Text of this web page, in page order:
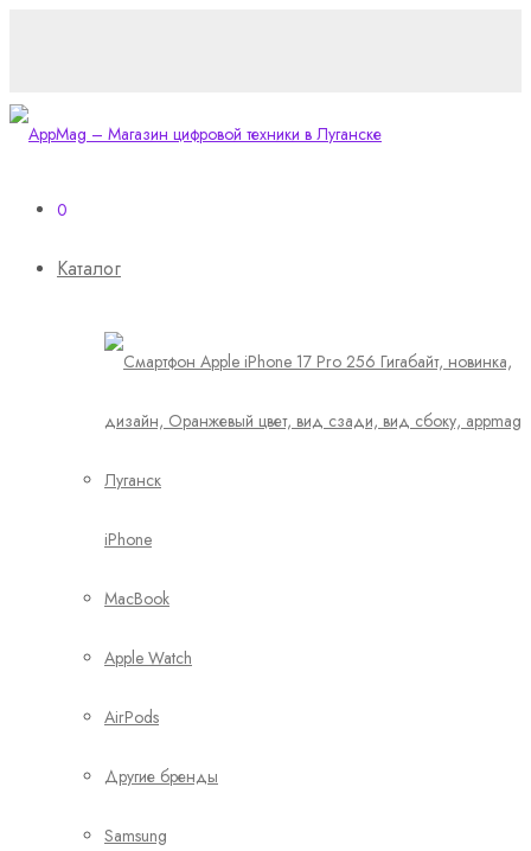
0
Каталог
iPhone
MacBook
Apple Watch
AirPods
Другие бренды
Samsung